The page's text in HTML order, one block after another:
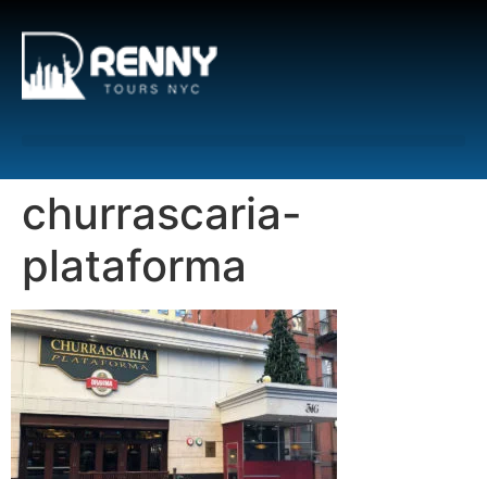
churrascaria-
plataforma